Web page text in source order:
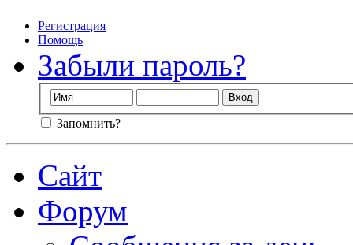
Регистрация
Помощь
Забыли пароль?
Запомнить?
Сайт
Форум